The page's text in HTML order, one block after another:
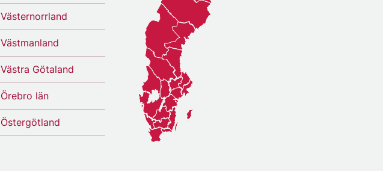
Västernorrland
Västmanland
Västra Götaland
Örebro län
Östergötland